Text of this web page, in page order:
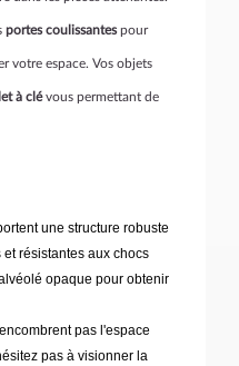
portes coulissantespour
votre espace. Vos objets
à clévous permettant de
une structure robuste
résistantes aux chocs
opaque pour obtenir
pas l'espace
pas à visionner la